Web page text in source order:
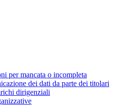
per mancata o incompleta
dei dati da parte dei titolari
dirigenziali